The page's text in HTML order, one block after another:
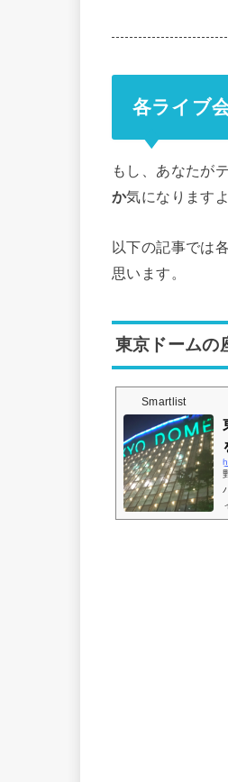
各ライブ
もし、あなたが
か気になります
以下の記事では
思います。
東京ドームの
Smartlist